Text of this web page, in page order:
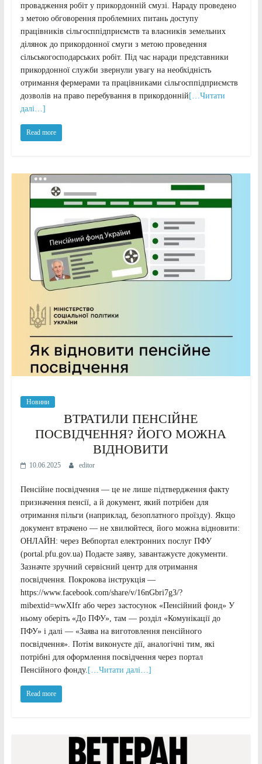
провадження робіт у прикордонній смузі. Нараду проведено
з метою обговорення проблемних питань доступу
працівників сільгосппідприємств та власників земельних
ділянок до прикордонної смуги з метою проведення
сільськогосподарських робіт. Під час наради представники
прикордонної служби звернули увагу на необхідність
отримання фермерами та працівниками сільгосппідприємств
дозволів на право перебування в прикордонній […Читати
далі…]
Read more
Новини
ВТРАТИЛИ ПЕНСІЙНЕ
ПОСВІДЧЕННЯ? ЙОГО МОЖНА
ВІДНОВИТИ
10.06.2025 editor
Пенсійне посвідчення — це не лише підтвердження факту
призначення пенсії, а й документ, який потрібен для
отримання пільги (наприклад, безоплатного проїзду). Якщо
документ втрачено — не хвилюйтеся, його можна відновити:
ОНЛАЙН: через Вебпортал електронних послуг ПФУ
(portal.pfu.gov.ua) Подаєте заяву, завантажуєте документи.
Зазначте зручний сервісний центр для отримання
посвідчення. Покрокова інструкція —
https://www.facebook.com/share/v/16nGbri7g3/?
mibextid=wwXIfr або через застосунок «Пенсійний фонд» У
ньому оберіть «До ПФУ», там — розділ «Комунікації до
ПФУ» і далі — «Заява на виготовлення пенсійного
посвідчення». Потім виконуєте дії, аналогічні тим, які
потрібні для оформлення посвідчення через портал
Пенсійного фонду. […Читати далі…]
Read more